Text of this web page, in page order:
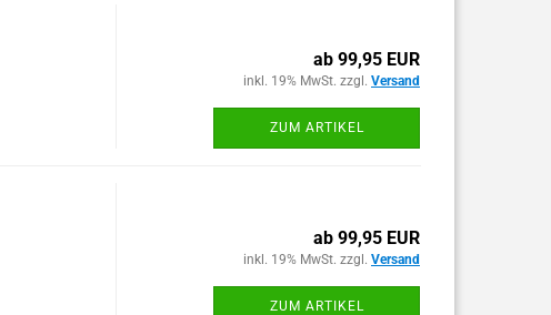
ab 99,95 EUR
inkl. 19% MwSt. zzgl. Versand
ZUM ARTIKEL
ab 99,95 EUR
inkl. 19% MwSt. zzgl. Versand
ZUM ARTIKEL